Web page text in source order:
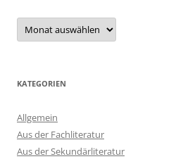
Archiv
KATEGORIEN
Allgemein
Aus der Fachliteratur
Aus der Sekundärliteratur